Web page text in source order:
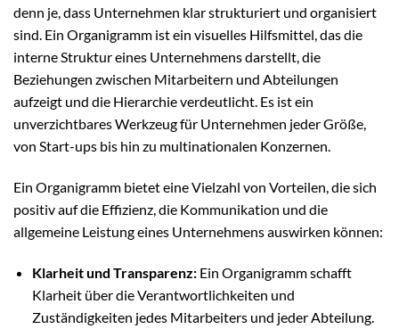
denn je, dass Unternehmen klar strukturiert und organisiert
sind. Ein Organigramm ist ein visuelles Hilfsmittel, das die
interne Struktur eines Unternehmens darstellt, die
Beziehungen zwischen Mitarbeitern und Abteilungen
aufzeigt und die Hierarchie verdeutlicht. Es ist ein
unverzichtbares Werkzeug für Unternehmen jeder Größe,
von Start-ups bis hin zu multinationalen Konzernen.
Ein Organigramm bietet eine Vielzahl von Vorteilen, die sich
positiv auf die Effizienz, die Kommunikation und die
allgemeine Leistung eines Unternehmens auswirken können:
Klarheit und Transparenz:Ein Organigramm schafft
Klarheit über die Verantwortlichkeiten und
Zuständigkeiten jedes Mitarbeiters und jeder Abteilung.